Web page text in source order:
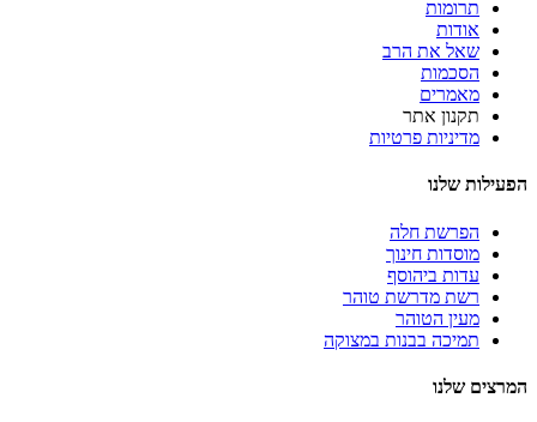
תרומות
אודות
שאל את הרב
הסכמות
מאמרים
תקנון אתר
מדיניות פרטיות
הפעילות שלנו
הפרשת חלה
מוסדות חינוך
עדות ביהוסף
רשת מדרשת טוהר
מעין הטוהר
תמיכה בבנות במצוקה
המרצים שלנו